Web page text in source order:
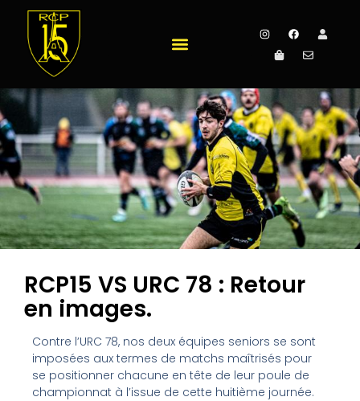
RCP15 VS URC 78 : Retour
en images.
Contre l’URC 78, nos deux équipes seniors se sont
imposées aux termes de matchs maîtrisés pour
se positionner chacune en tête de leur poule de
championnat à l’issue de cette huitième journée.